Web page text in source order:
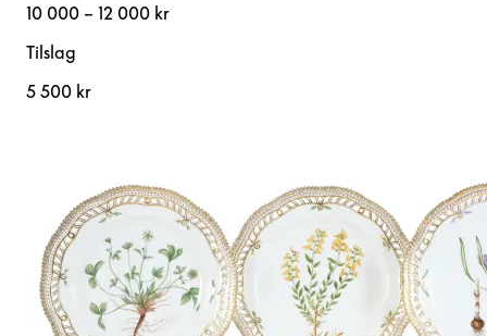
10 000 – 12 000 kr
Tilslag
5 500 kr